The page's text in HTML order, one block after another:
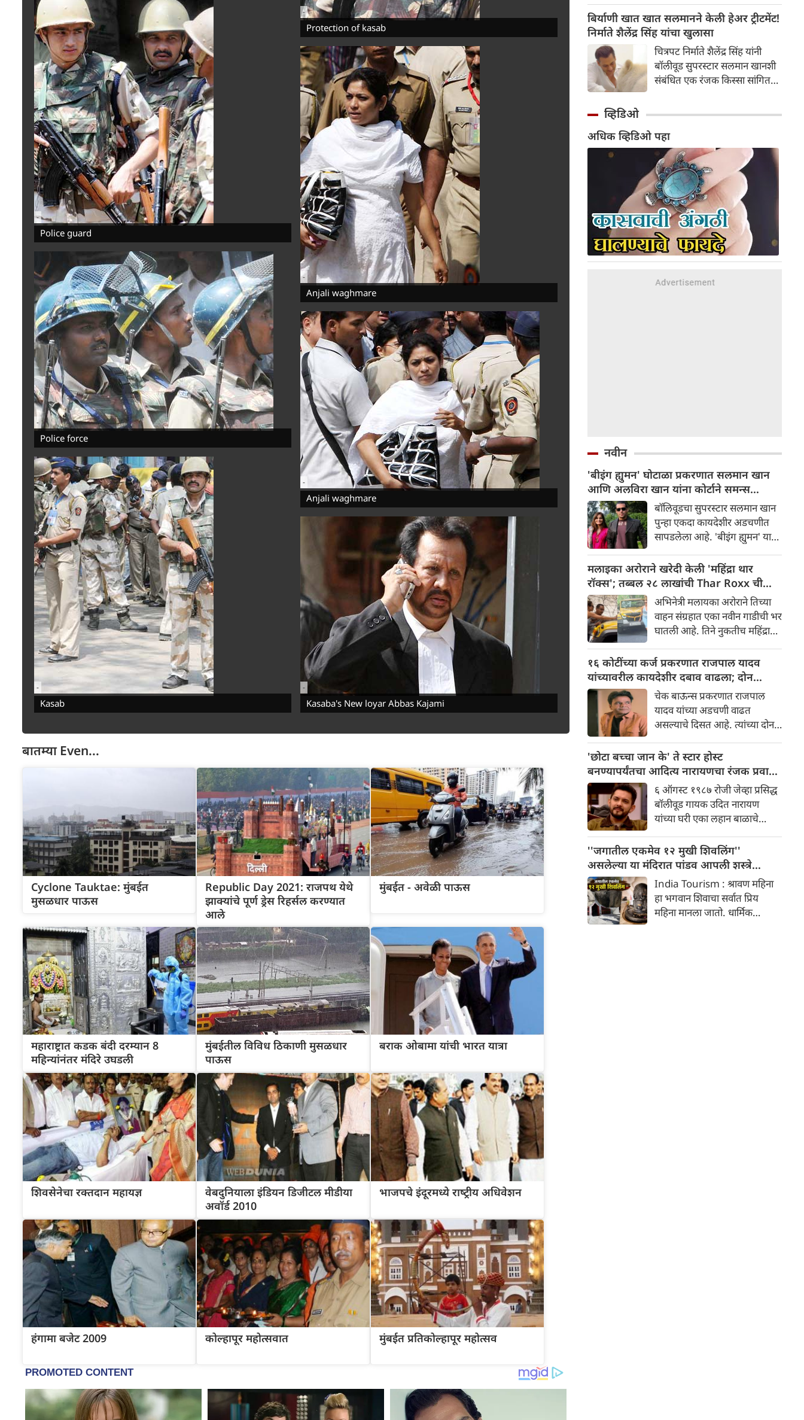
-
Police guard
-
Police force
-
Kasab
-
Protection of kasab
-
Anjali waghmare
-
Anjali waghmare
-
Kasaba's New loyar Abbas Kajami
बातम्याEven...
Cyclone Tauktae: मुंबईत
मुसळधार पाऊस
Republic Day 2021: राजपथ येथे
झाक्यांचे पूर्ण ड्रेस रिहर्सल करण्यात
आले
मुंबईत - अवेळी पाऊस
महाराष्ट्रात कडक बंदी दरम्यान 8
महिन्यांनंतर मंदिरे उघडली
मुंबईतील विविध ठिकाणी मुसळधार
पाऊस
बराक ओबामा यांची भारत यात्रा
शिवसेनेचा रक्तदान महायज्ञ
वेबदुनियाला इंडियन डिजीटल मीडीया
अवॉर्ड 2010
भाजपचे इंदूरमध्‍ये राष्‍ट्रीय अधिवेशन
हंगामा बजेट 2009 कोल्हापूर महोत्सवात मुंबईत प्रतिकोल्हापूर महोत्सव
अनधिकृत प्रवेश मिळवून अवघ्या
काही मिनिटांत त्यांची ₹२४३,८५२
ची फसवणूक केली. अभिनेत्रीच्या
तक्रारीच्या आधारे, आंबोली
पोलिसांनी गुन्हा दाखल करून तपास
सुरू केला आहे.
बिर्याणी खात खात सलमानने केली हेअर ट्रीटमेंट!
निर्माते शैलेंद्र सिंह यांचा खुलासा
चित्रपट निर्माते शैलेंद्र सिंह यांनी
बॉलीवूड सुपरस्टार सलमान खानशी
संबंधित एक रंजक किस्सा सांगितला
पाहिले की अभिनेता एकाच वेळी
बिर्याणी खात होता आणि केसांवर
उपचार (हेअर ट्रीटमेंट) करून घेत
होता. शैलेंद्र सिंह यांनी नमूद केले की
ही घटना त्या काळातील आहे जेव्हा
त्यांची आणि सलमानची घट्ट मैत्री
होती; त्यावेळी ते दर सोमवारी रात्री
एकत्र पार्टी करायचे.
संभाषणादरम्यान, त्यांनी सांगितले
की सलमानला जेवताना आरशात
स्वतःला पाहण्याची एक वेगळी सवय
व्हिडिओ
अधिक व्हिडिओ पहा
नवीन
'बीइंग ह्युमन' घोटाळा प्रकरणात सलमान खान
आणि अलविरा खान यांना कोर्टाने समन्स
बजवले
बॉलिवूडचा सुपरस्टार सलमान खान
पुन्हा एकदा कायदेशीर अडचणीत
सापडलेला आहे. 'बीइंग ह्युमन' या
प्रकरणात चंदीगड न्यायालयाने
अभिनेता सलमान खान, त्याची
बहीण अलविरा खान अग्निहोत्री
आणि स्टाईल अँड कंटेंट ज्वेलरी
प्रायव्हेट लिमिटेडच्या संचालकांना
समन्स बजावले आहे.
मलाइका अरोराने खरेदी केली 'महिंद्रा थार
रॉक्स'; तब्बल २८ लाखांची Thar Roxx ची
पूजा करतानाचा व्हिडिओ व्हायरल
अभिनेत्री मलायका अरोराने तिच्या
वाहन संग्रहात एका नवीन गाडीची भर
घातली आहे. तिने नुकतीच महिंद्रा
आहे. एका खाजगी समारंभात ही
एसयूव्ही तिला सुपूर्द करण्यात
आली, ज्याचा व्हिडिओ आता
इंस्टाग्रामवर मोठ्या प्रमाणावर शेअर
केला जात आहे. गाडी
मिळाल्यानंतर, मलायकाने तिच्या
घरी पूजा-अर्चा देखील केली.
१६ कोटींच्या कर्ज प्रकरणात राजपाल यादव
यांच्यावरील कायदेशीर दबाव वाढला; दोन
मालमत्तांचा लिलाव होणारचेक बाऊन्स प्रकरणात राजपाल
यादव यांच्या अडचणी वाढत
असल्याचे दिसत आहे. त्यांच्या दोन
जाणार आहे. या दोन मालमत्ता
शहाजहानपूर या शहरात आणि एका
गावात आहे.
'छोटा बच्चा जान के' ते स्टार होस्ट
बनण्यापर्यंतचा आदित्य नारायणचा रंजक प्रवास
जाणून घ्या
६ ऑगस्ट १९८७ रोजी जेव्हा प्रसिद्ध
बॉलीवूड गायक उदित नारायण
यांच्या घरी एका लहान बाळाचे
लोकांनी कल्पना केली असेल की हे
बाळ पुढे जाऊन आपल्या अष्टपैलू
प्रतिभेने सर्व वयोगटातील प्रेक्षकांची
मने जिंकेल. आम्ही बोलत आहोत
प्रसिद्ध गायक, अभिनेते आणि
लोकप्रिय टीव्ही होस्ट, आदित्य
''जगातील एकमेव १२ मुखी शिवलिंग''
असलेल्या या मंदिरात पांडव आपली शस्त्रे
लपवत असत
India Tourism : श्रावण महिना
हा भगवान शिवाचा सर्वात प्रिय
महिना मानला जातो. धार्मिक